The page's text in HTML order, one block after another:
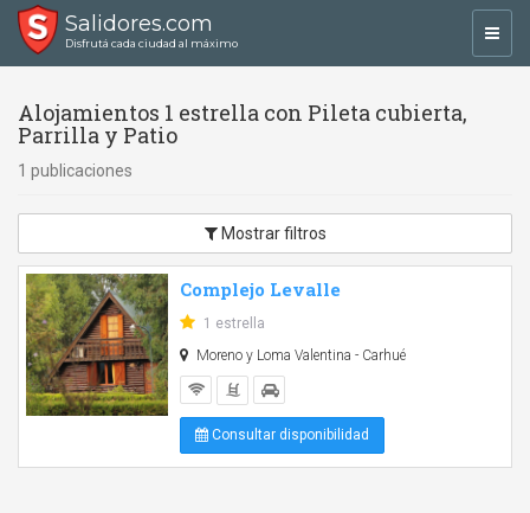
Salidores.com
Disfrutá cada ciudad al máximo
Alojamientos 1 estrella con Pileta cubierta,
Parrilla y Patio
1 publicaciones
Mostrar filtros
Complejo Levalle
1 estrella
Moreno y Loma Valentina - Carhué
Consultar disponibilidad